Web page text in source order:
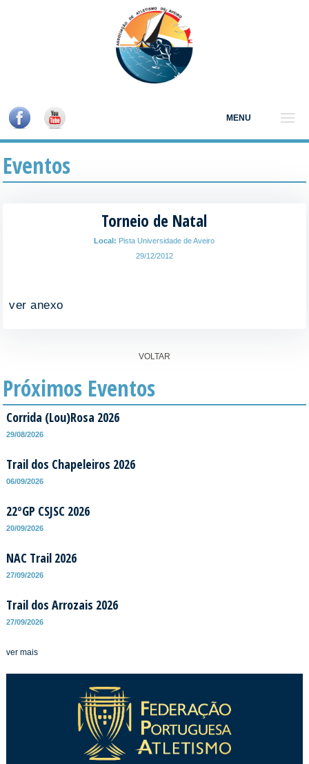
MENU
Eventos
Torneio de Natal
Local: Pista Universidade de Aveiro
29/12/2012
ver anexo
VOLTAR
Próximos Eventos
Corrida (Lou)Rosa 2026
29/08/2026
Trail dos Chapeleiros 2026
06/09/2026
22ºGP CSJSC 2026
20/09/2026
NAC Trail 2026
27/09/2026
Trail dos Arrozais 2026
27/09/2026
ver mais